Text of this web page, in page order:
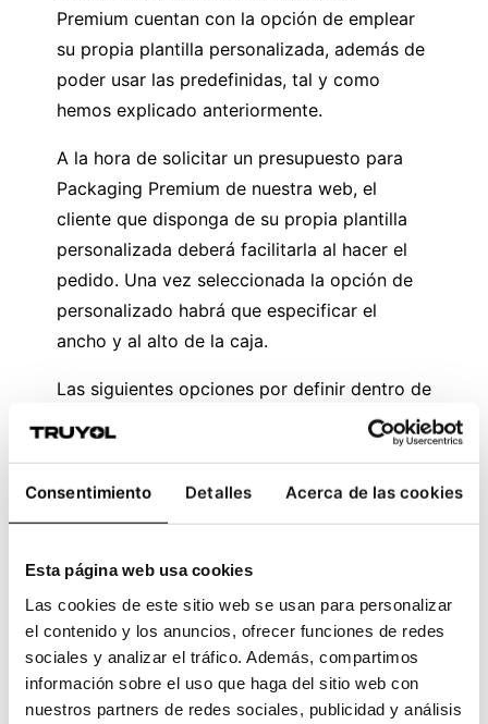
Consentimiento Detalles Acerca de las cookies
Esta página web usa cookies
Las cookies de este sitio web se usan para personalizar
el contenido y los anuncios, ofrecer funciones de redes
sociales y analizar el tráfico. Además, compartimos
información sobre el uso que haga del sitio web con
nuestros partners de redes sociales, publicidad y análisis
Premium cuentan con la opción de emplear
su propia plantilla personalizada, además de
poder usar las predefinidas, tal y como
hemos explicado anteriormente.
A la hora de solicitar un presupuesto para
Packaging Premium de nuestra web, el
cliente que disponga de su propia plantilla
personalizada deberá facilitarla al hacer el
pedido. Una vez seleccionada la opción de
personalizado habrá que especificar el
ancho y al alto de la caja.
Las siguientes opciones por definir dentro de
esta sección de presupuestos, más allá de la
plantilla, son la impresión a una o dos caras,
como el estampado y barniz digital 2D y 3D
selectivo.
De esta forma, Truyol Digital ofrece
diferentes posibilidades de personalización
de packaging en función del tipo de